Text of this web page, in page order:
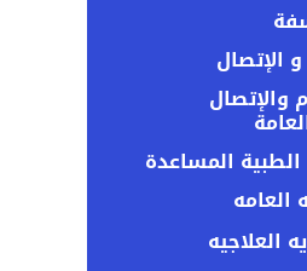
و الإتصال
والإتصال
الطبية المساعدة
العلاجيه